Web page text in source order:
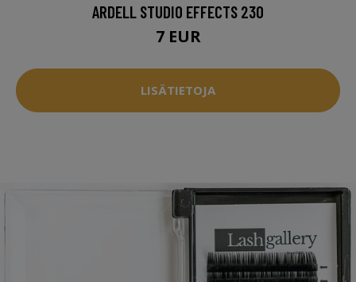
ARDELL STUDIO EFFECTS 230
7 EUR
LISÄTIETOJA